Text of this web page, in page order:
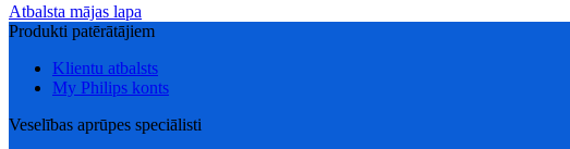
Atbalsta mājas lapa
Produkti patērātājiem
Klientu atbalsts
My Philips konts
Veselības aprūpes speciālisti